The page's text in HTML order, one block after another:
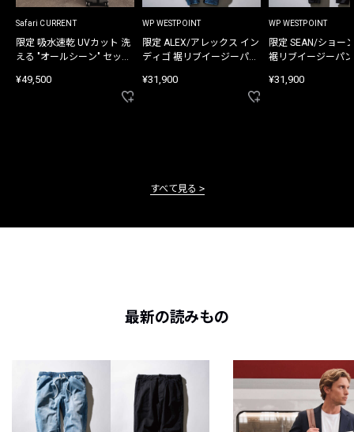
Safari CURRENT
限定 吸水速乾 UVカット 洗
える "オールシーン" セット
¥49,500
WP WESTPOINT
限定 ALEX/アレックス イン
ディゴ 裾リブイージーパン
¥31,900
WP WESTPOINT
限定 SEAN/ショー
裾リブイージーパ
¥31,900
すべて見る
最新の読みもの